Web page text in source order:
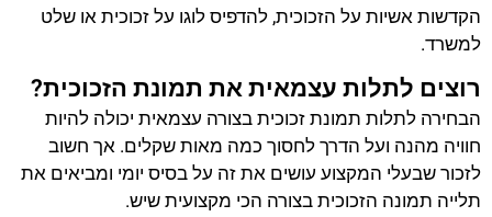
הקדשות אשיות על הזכוכית, להדפיס לוגו על זכוכית או שלט
למשרד.
רוצים לתלות עצמאית את תמונת הזכוכית?
הבחירה לתלות תמונת זכוכית בצורה עצמאית יכולה להיות
חוויה מהנה ועל הדרך לחסוך כמה מאות שקלים. אך חשוב
לזכור שבעלי המקצוע עושים את זה על בסיס יומי ומביאים את
תלייה תמונה הזכוכית בצורה הכי מקצועית שיש.